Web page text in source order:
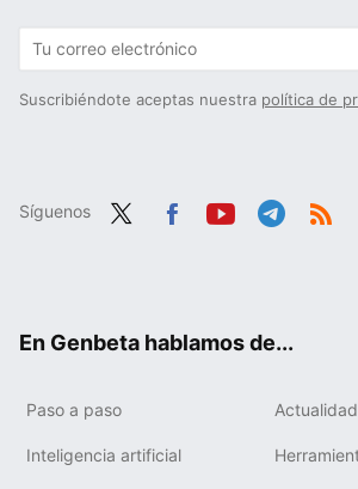
Suscribiéndote aceptas nuestra política de
Síguenos
En Genbeta hablamos de...
Paso a paso Actualidad
Inteligencia artificial